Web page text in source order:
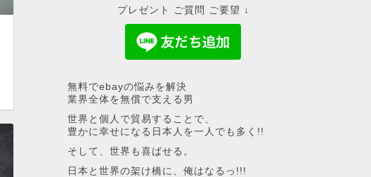
【2026年6月更新】 日本郵便 国際
郵便マイページサービス登録方法と
使い方【eBay輸出】
プレゼント ご質問 ご要望 ↓
無料でebayの悩みを解決
業界全体を無償で支える男
世界と個人で貿易することで、
豊かに幸せになる日本人を一人でも多く!!
そして、世界も喜ばせる。
日本と世界の架け橋に、俺はなるっ!!!